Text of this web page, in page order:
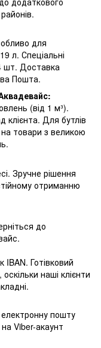
для
л. Спеціальні
шт. Доставка
Пошта.
(від 1 м³).
Для бутлів
товари з великою
Зручне рішення
отриманню
до
Готівковий
наші клієнти
пошту
Viber-акаунт